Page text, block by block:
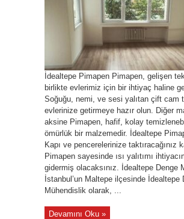
İdealtepe Pimapen Pimapen, gelişen
birlikte evlerimiz için bir ihtiyaç haline
Soğuğu, nemi, ve sesi yalıtan çift cam
evlerinize getirmeye hazır olun. Diğer
aksine Pimapen, hafif, kolay
ömürlük bir malzemedir. İdealtepe
Kapı ve pencerelerinize taktıracağınız
Pimapen sayesinde ısı yalıtımı
gidermiş olacaksınız. İdealtepe Denge
İstanbul’un Maltepe ilçesinde İdealtepe
Mühendislik olarak, ...
Devamını Oku »